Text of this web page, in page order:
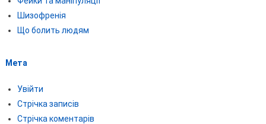
Шизофренія
Що болить людям
Мета
Увійти
Стрічка записів
Стрічка коментарів